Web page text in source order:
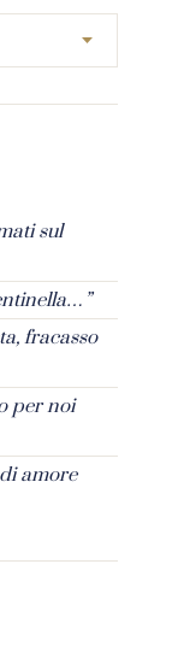
sul
fracasso
per noi
amore